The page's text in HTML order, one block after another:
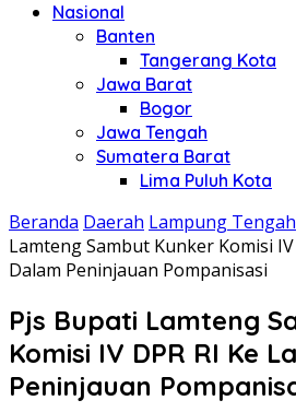
Nasional
Banten
Tangerang Kota
Jawa Barat
Bogor
Jawa Tengah
Sumatera Barat
Lima Puluh Kota
Beranda Daerah Lampung Tengah
Lamteng Sambut Kunker Komisi
Dalam Peninjauan Pompanisasi
Pjs Bupati Lamteng
Komisi IV DPR RI Ke
Peninjauan